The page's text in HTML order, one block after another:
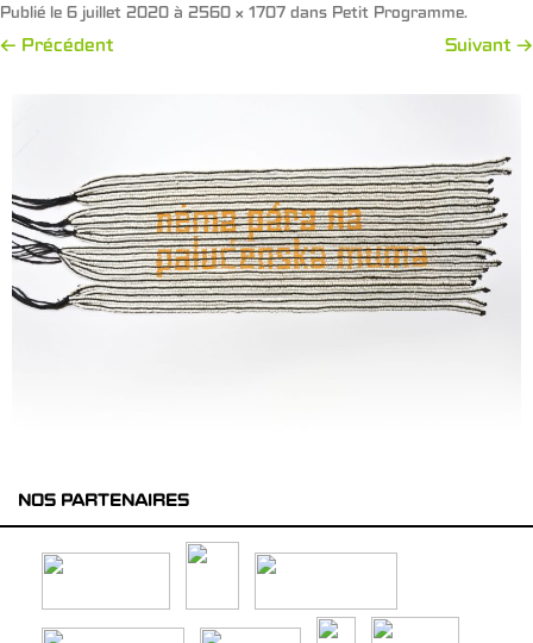
Publié le 6 juillet 2020 à 2560 × 1707 dans Petit Programme.
← Précédent Suivant →
NOS PARTENAIRES